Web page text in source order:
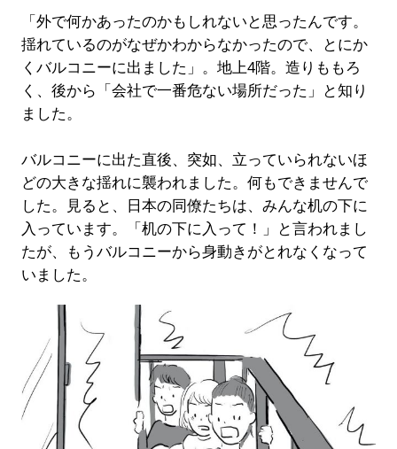
「外で何かあったのかもしれないと思ったんです。
揺れているのがなぜかわからなかったので、とにか
くバルコニーに出ました」。地上4階。造りももろ
く、後から「会社で一番危ない場所だった」と知り
ました。
バルコニーに出た直後、突如、立っていられないほ
どの大きな揺れに襲われました。何もできませんで
した。見ると、日本の同僚たちは、みんな机の下に
入っています。「机の下に入って！」と言われまし
たが、もうバルコニーから身動きがとれなくなって
いました。